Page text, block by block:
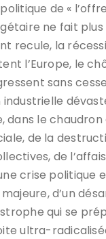
de «
ne fait plus
recule, la
l’Europe, le
sans
dans le chaudron
de la
de
crise politique
d’un
qui se
ultra-